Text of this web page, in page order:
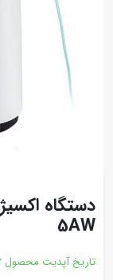
5AW
تاریخ آپدیت محصول